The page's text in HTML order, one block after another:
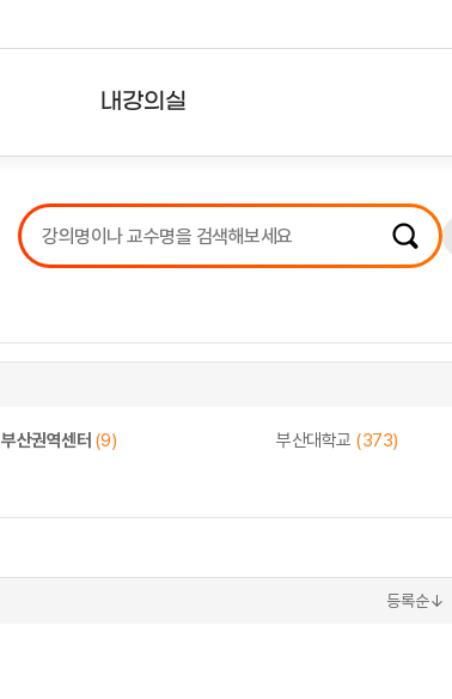
내강의실
강의리스트
수강확인증강의
부산권역센터 (9) 부산대학교 (373)
등록순↓